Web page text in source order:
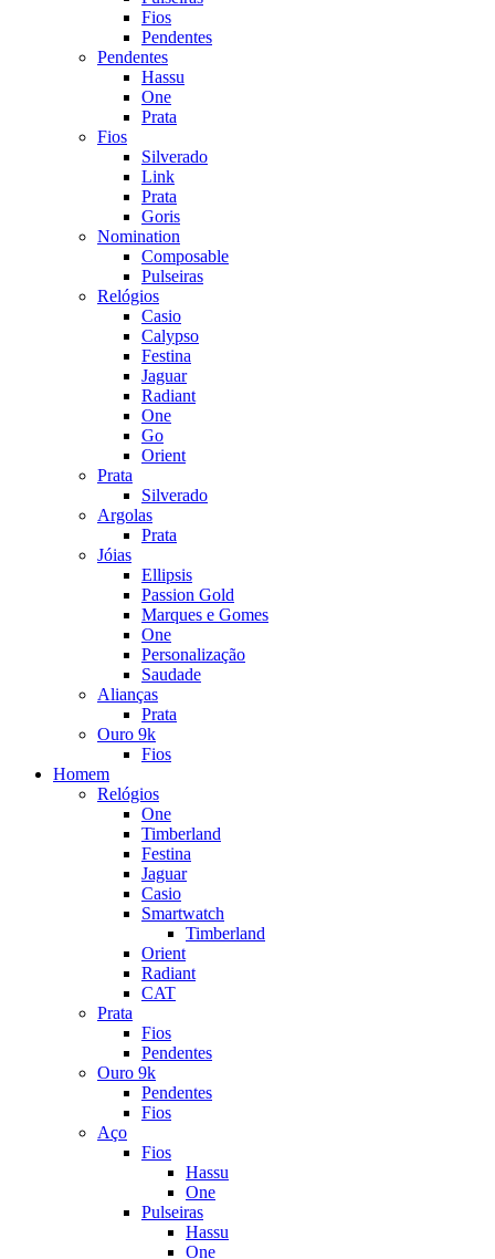
Fios
Pendentes
Pendentes
Hassu
One
Prata
Fios
Silverado
Link
Prata
Goris
Nomination
Composable
Pulseiras
Relógios
Casio
Calypso
Festina
Jaguar
Radiant
One
Go
Orient
Prata
Silverado
Argolas
Prata
Jóias
Ellipsis
Passion Gold
Marques e Gomes
One
Personalização
Saudade
Alianças
Prata
Ouro 9k
Fios
Homem
Relógios
One
Timberland
Festina
Jaguar
Casio
Smartwatch
Timberland
Orient
Radiant
CAT
Prata
Fios
Pendentes
Ouro 9k
Pendentes
Fios
Aço
Fios
Hassu
One
Pulseiras
Hassu
One